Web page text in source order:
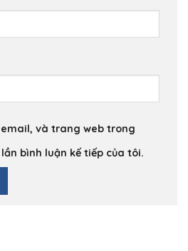
và trang web trong
bình luận kế tiếp của tôi.